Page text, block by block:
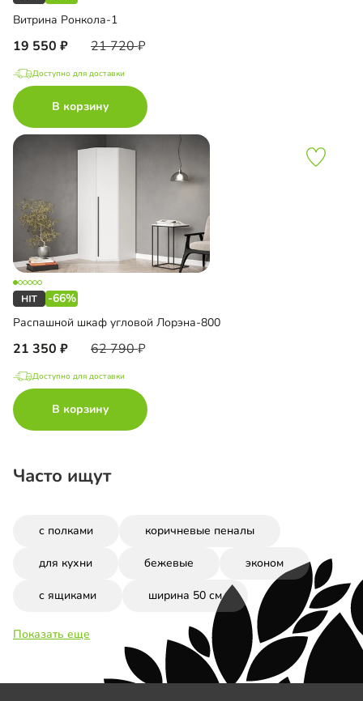
Витрина Ронкола-1
19 550 21 720
Доступно для доставки
В корзину
-66%
Распашной шкаф угловой Лорэна-800
21 350 62 790
Доступно для доставки
В корзину
Часто ищут
с полками коричневые пеналы
для кухни бежевые эконом
с ящиками ширина 50 см
Показать еще